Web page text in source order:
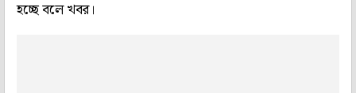
হচ্ছে বলে খবর।